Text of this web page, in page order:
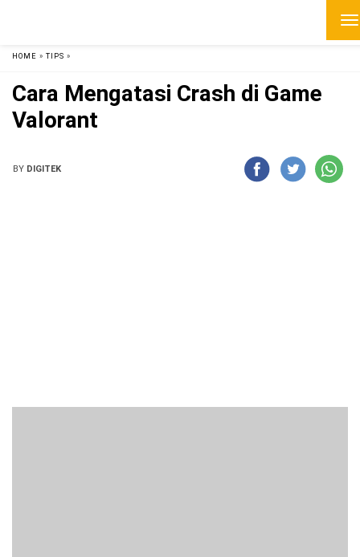
HOME » TIPS »
Cara Mengatasi Crash di Game
Valorant
BY DIGITEK